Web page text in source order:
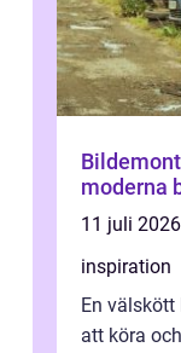
moderna
11 juli 2026
inspiration
En välskött
att köra